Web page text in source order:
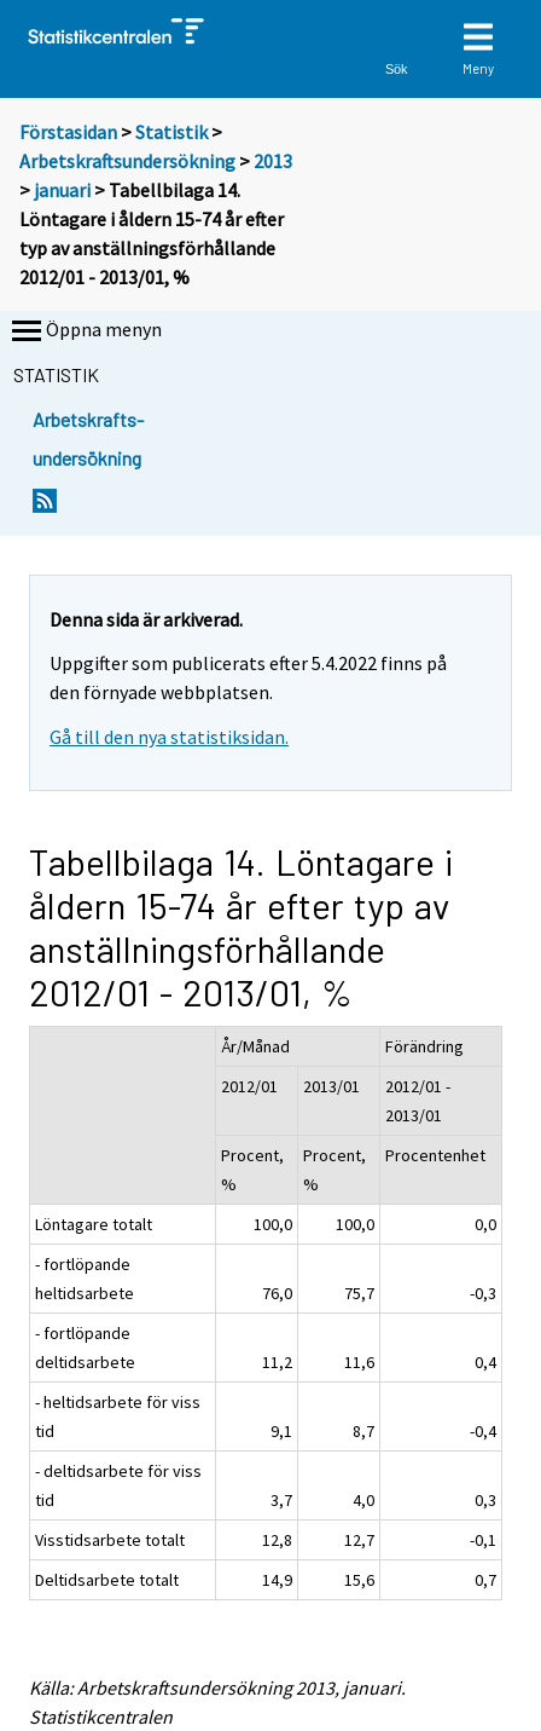
Sök Meny
Förstasidan >Statistik >
Arbetskraftsundersökning > 2013
> januari > Tabellbilaga 14.
Löntagare i åldern 15-74 år efter
typ av anställningsförhållande
2012/01 - 2013/01, %
Öppna menyn
STATISTIK
Arbetskrafts-
undersökning
Denna sida är arkiverad.
Uppgifter som publicerats efter 5.4.2022 finns på
den förnyade webbplatsen.
Gå till den nya statistiksidan.
Tabellbilaga 14. Löntagare i
åldern 15-74 år efter typ av
anställningsförhållande
2012/01 - 2013/01, %
År/Månad
Förändring
2012/01
2013/01
2012/01 -
2013/01
Procent,
%
Procent,
%
Procentenhet
Löntagare totalt 100,0 100,0
0,0
- fortlöpande
heltidsarbete
76,0 75,7
-0,3
- fortlöpande
deltidsarbete
11,2 11,6
0,4
- heltidsarbete för viss
tid
9,1 8,7
-0,4
- deltidsarbete för viss
tid
3,7 4,0
0,3
Visstidsarbete totalt
12,8 12,7
-0,1
Deltidsarbete totalt
14,9 15,6 0,7
Källa: Arbetskraftsundersökning 2013, januari.
Statistikcentralen